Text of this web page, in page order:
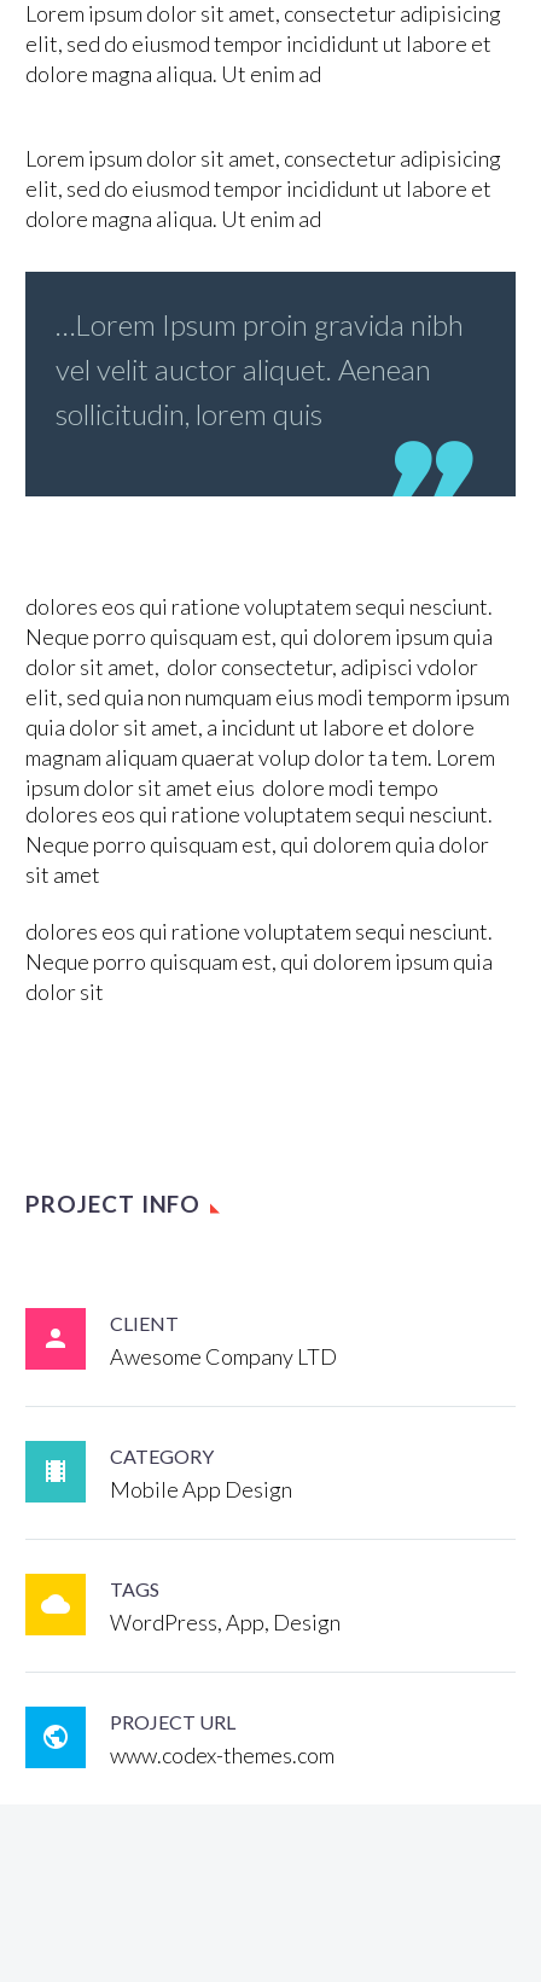
Lorem ipsum dolor sit amet, consectetur adipisicing
elit, sed do eiusmod tempor incididunt ut labore et
dolore magna aliqua. Ut enim ad
Lorem ipsum dolor sit amet, consectetur adipisicing
elit, sed do eiusmod tempor incididunt ut labore et
dolore magna aliqua. Ut enim ad
…Lorem Ipsum proin gravida nibh
vel velit auctor aliquet. Aenean
sollicitudin, lorem quis
dolores eos qui ratione voluptatem sequi nesciunt.
Neque porro quisquam est, qui dolorem ipsum quia
dolor sit amet, dolor consectetur, adipisci vdolor
elit, sed quia non numquam eius modi temporm ipsum
quia dolor sit amet, a incidunt ut labore et dolore
magnam aliquam quaerat volup dolor ta tem. Lorem
ipsum dolor sit amet eius dolore modi tempo
dolores eos qui ratione voluptatem sequi nesciunt.
Neque porro quisquam est, qui dolorem quia dolor
sit amet
dolores eos qui ratione voluptatem sequi nesciunt.
Neque porro quisquam est, qui dolorem ipsum quia
dolor sit
PROJECT INFO

CLIENT
Awesome Company LTD

CATEGORY
Mobile App Design

TAGS
WordPress, App, Design

PROJECT URL
www.codex-themes.com